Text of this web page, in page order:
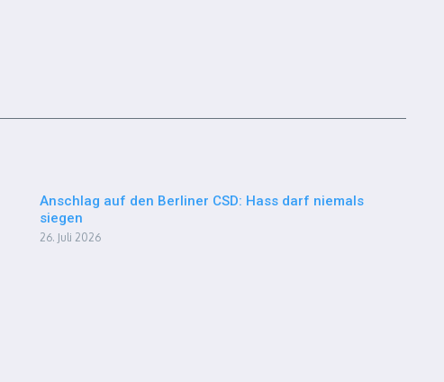
Anschlag auf den Berliner CSD: Hass darf niemals
siegen
26. Juli 2026